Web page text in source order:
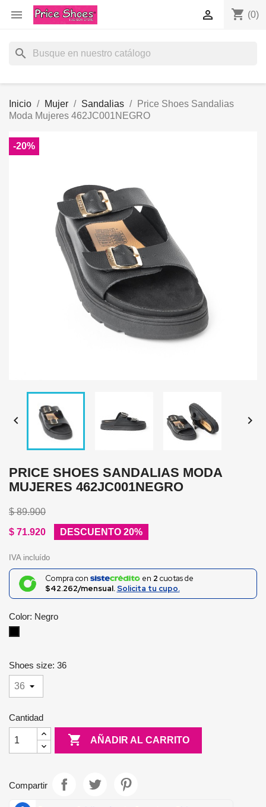
 shopping_cart (0)

search
Inicio Mujer Sandalias
Price Shoes Sandalias
Moda Mujeres 462JC001NEGRO
-20%
 
PRICE SHOES SANDALIAS MODA
MUJERES 462JC001NEGRO
$ 89.900
$ 71.920
DESCUENTO 20%
IVA incluído
Compra con en 2 cuotas de
$42.262/mensual.Solicita tu cupo.
Color: Negro
Shoes size: 36
Cantidad
 AÑADIR AL CARRITO
Compartir